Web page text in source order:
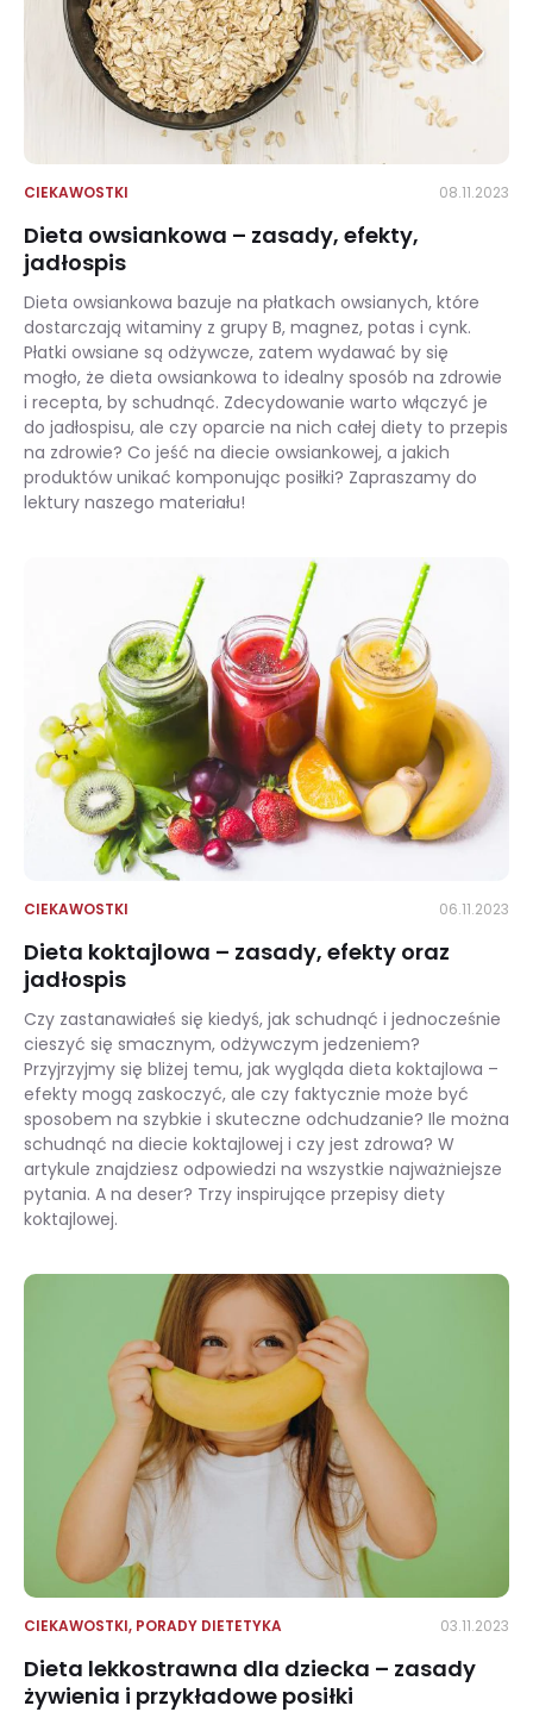
CIEKAWOSTKI 08.11.2023
Dieta owsiankowa – zasady, efekty,
jadłospis
Dieta owsiankowa bazuje na płatkach owsianych, które
dostarczają witaminy z grupy B, magnez, potas i cynk.
Płatki owsiane są odżywcze, zatem wydawać by się
mogło, że dieta owsiankowa to idealny sposób na zdrowie
i recepta, by schudnąć. Zdecydowanie warto włączyć je
do jadłospisu, ale czy oparcie na nich całej diety to przepis
na zdrowie? Co jeść na diecie owsiankowej, a jakich
produktów unikać komponując posiłki? Zapraszamy do
lektury naszego materiału!
CIEKAWOSTKI 06.11.2023
Dieta koktajlowa – zasady, efekty oraz
jadłospis
Czy zastanawiałeś się kiedyś, jak schudnąć i jednocześnie
cieszyć się smacznym, odżywczym jedzeniem?
Przyjrzyjmy się bliżej temu, jak wygląda dieta koktajlowa –
efekty mogą zaskoczyć, ale czy faktycznie może być
sposobem na szybkie i skuteczne odchudzanie? Ile można
schudnąć na diecie koktajlowej i czy jest zdrowa? W
artykule znajdziesz odpowiedzi na wszystkie najważniejsze
pytania. A na deser? Trzy inspirujące przepisy diety
koktajlowej.
CIEKAWOSTKI, PORADY DIETETYKA 03.11.2023
Dieta lekkostrawna dla dziecka – zasady
żywienia i przykładowe posiłki